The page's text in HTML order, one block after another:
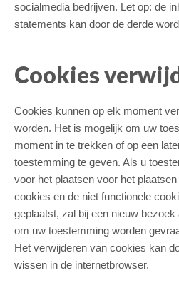
socialmedia bedrijven. Let op: de
statements kan door de derde
Cookies
Cookies kunnen op elk moment
worden. Het is mogelijk om uw
moment in te trekken of op een
toestemming te geven. Als u
voor het plaatsen voor het
cookies en de niet functionele
geplaatst, zal bij een nieuw
om uw toestemming worden
Het verwijderen van cookies kan
wissen in de internetbrowser.